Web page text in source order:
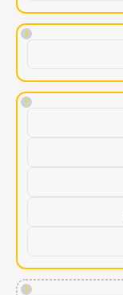
!
!
!